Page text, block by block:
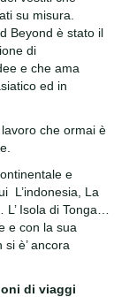
su misura.
Beyond è stato il
di
e che ama
ed in
che ormai è
e
L’indonesia, La
Isola di Tonga…
e con la sua
è’ ancora
di viaggi